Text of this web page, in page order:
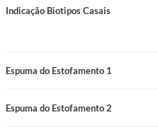
Indicação Biotipos Casais
Espuma do Estofamento 1
Espuma do Estofamento 2